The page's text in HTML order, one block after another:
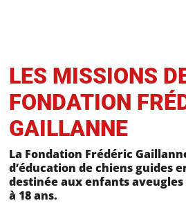
LES MISSIONS
FONDATION
GAILLANNE
La Fondation Frédéric
d’éducation de chiens guides
destinée aux enfants
à 18 ans.